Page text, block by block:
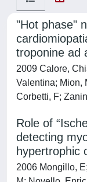
"Hot phase"
troponine ad
2009 Calore,
Valentina; Mion,
Corbetti, F;
Role of
detecting
hypertrophic
2006 Mongillo,